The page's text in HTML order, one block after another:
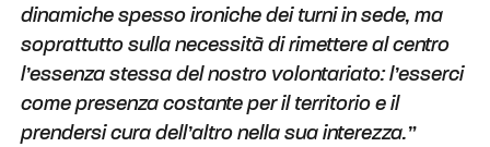
dinamiche spesso ironiche dei turni in sede, ma
soprattutto sulla necessità di rimettere al centro
l’essenza stessa del nostro volontariato:l’esserci
come presenza costante per il territorio e il
prendersi cura dell’altro nella sua interezza.”